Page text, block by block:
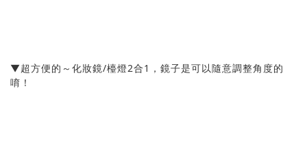
▼超方便的～化妝鏡/檯燈2合1，鏡子是可以隨意調整角度的
唷！